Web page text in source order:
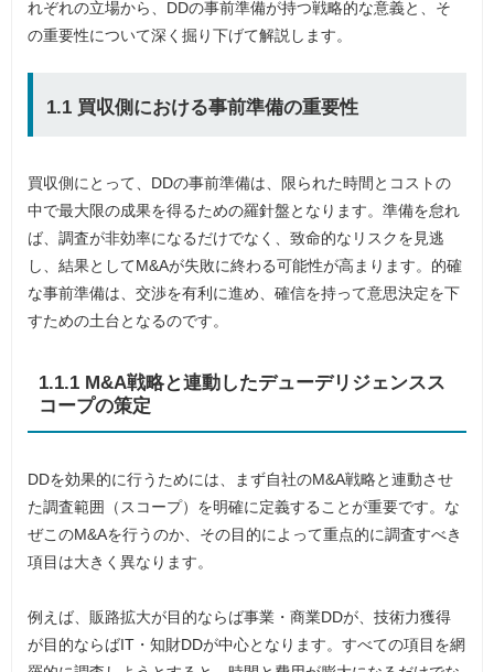
れぞれの立場から、DDの事前準備が持つ戦略的な意義と、そ
の重要性について深く掘り下げて解説します。
1.1 買収側における事前準備の重要性
買収側にとって、DDの事前準備は、限られた時間とコストの
中で最大限の成果を得るための羅針盤となります。準備を怠れ
ば、調査が非効率になるだけでなく、致命的なリスクを見逃
し、結果としてM&Aが失敗に終わる可能性が高まります。的確
な事前準備は、交渉を有利に進め、確信を持って意思決定を下
すための土台となるのです。
1.1.1 M&A戦略と連動したデューデリジェンスス
コープの策定
DDを効果的に行うためには、まず自社のM&A戦略と連動させ
た調査範囲（スコープ）を明確に定義することが重要です。な
ぜこのM&Aを行うのか、その目的によって重点的に調査すべき
項目は大きく異なります。
例えば、販路拡大が目的ならば事業・商業DDが、技術力獲得
が目的ならばIT・知財DDが中心となります。すべての項目を網